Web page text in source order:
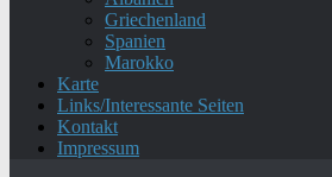
Griechenland
Spanien
Marokko
Karte
Links/Interessante Seiten
Kontakt
Impressum